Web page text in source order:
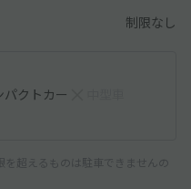
制限なし
パクトカー
超えるものは駐車できませんの